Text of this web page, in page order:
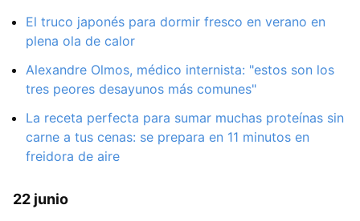
El truco japonés para dormir fresco en verano en
plena ola de calor
Alexandre Olmos, médico internista: "estos son los
tres peores desayunos más comunes"
La receta perfecta para sumar muchas proteínas sin
carne a tus cenas: se prepara en 11 minutos en
freidora de aire
22 junio